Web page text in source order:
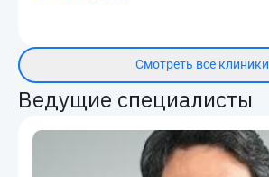
Смотреть все клиники
Ведущие специалисты